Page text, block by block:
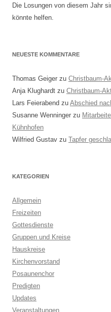
Die Losungen von diesem Jahr
könnte helfen.
NEUESTE KOMMENTARE
Thomas Geiger zu Christbaum-
Anja Klughardt zu Christbaum-
Lars Feierabend zu Abschied
Susanne Wenninger zu
Kühnhofen
Wilfried Gustav zu Tapfer
KATEGORIEN
Allgemein
Freizeiten
Gottesdienste
Gruppen und Kreise
Hauskreise
Kirchenvorstand
Posaunenchor
Predigten
Updates
Veranstaltungen